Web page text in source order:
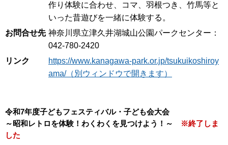
作り体験に合わせ、コマ、羽根つき、竹馬等と
いった昔遊びを一緒に体験する。
お問合せ先 神奈川県立津久井湖城山公園パークセンター：
042-780-2420
リンク
https://www.kanagawa-park.or.jp/tsukuikoshiroy
ama/（別ウィンドウで開きます）
令和7年度子どもフェスティバル・子ども会大会
～昭和レトロを体験！わくわくを見つけよう！～
※終了しま
した